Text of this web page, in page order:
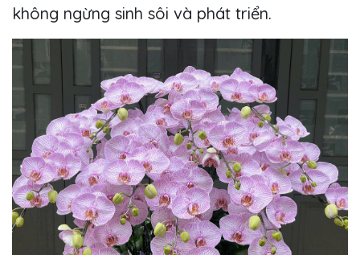
không ngừng sinh sôi và phát triển.